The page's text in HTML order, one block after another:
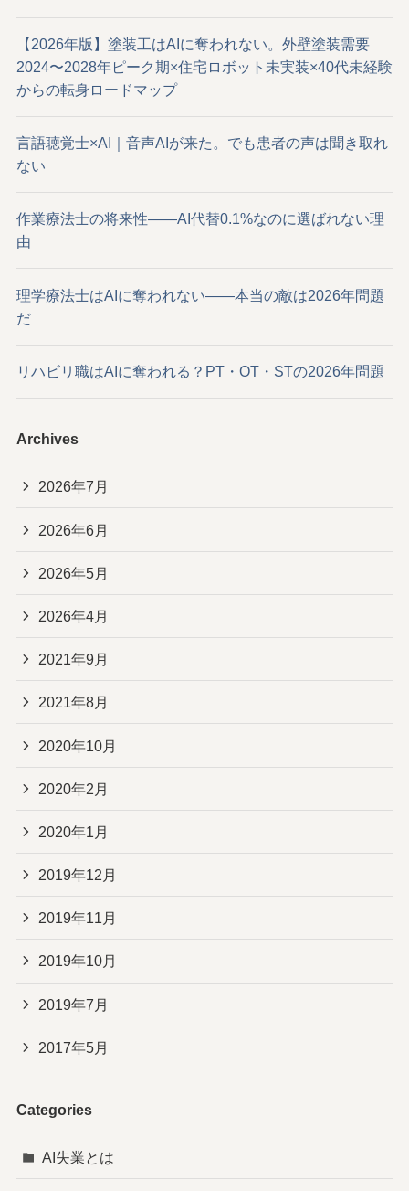
【2026年版】塗装工はAIに奪われない。外壁塗装需要
2024〜2028年ピーク期×住宅ロボット未実装×40代未経験
からの転身ロードマップ
言語聴覚士×AI｜音声AIが来た。でも患者の声は聞き取れ
ない
作業療法士の将来性——AI代替0.1%なのに選ばれない理
由
理学療法士はAIに奪われない——本当の敵は2026年問題
だ
リハビリ職はAIに奪われる？PT・OT・STの2026年問題
Archives
2026年7月
2026年6月
2026年5月
2026年4月
2021年9月
2021年8月
2020年10月
2020年2月
2020年1月
2019年12月
2019年11月
2019年10月
2019年7月
2017年5月
Categories
AI失業とは